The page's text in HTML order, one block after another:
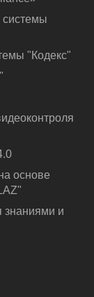
"Кодекс"
основе
знаниями и